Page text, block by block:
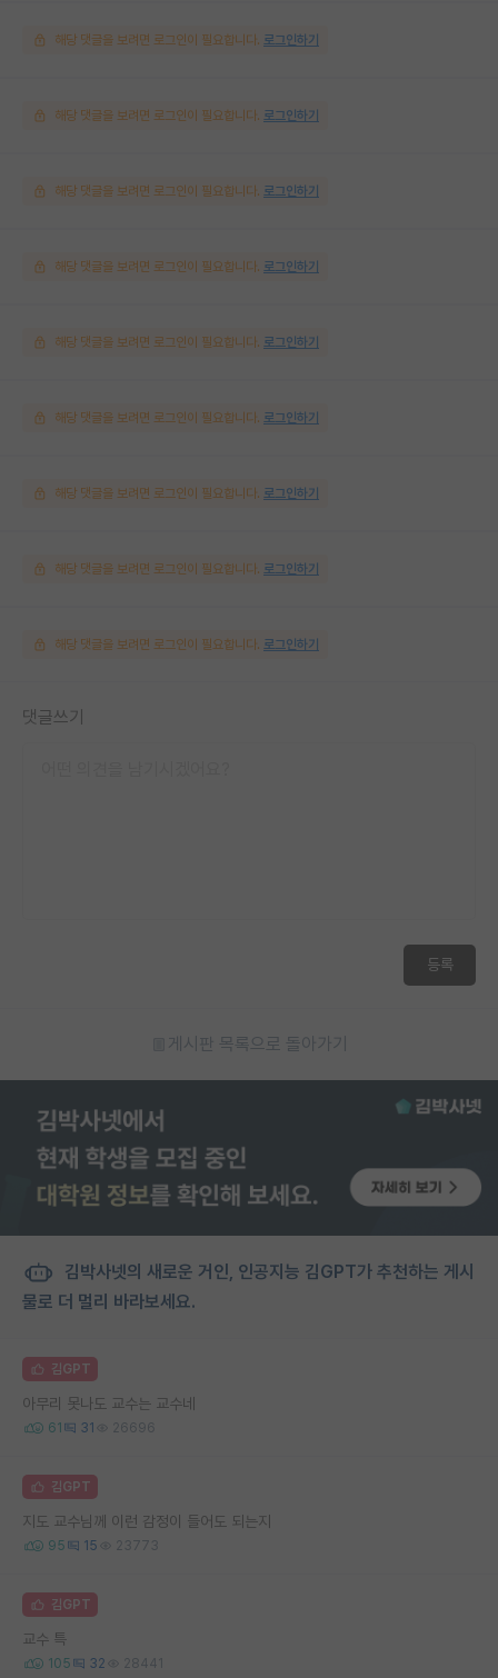
해당 댓글을 보려면 로그인이 필요합니다. 로그인하기
해당 댓글을 보려면 로그인이 필요합니다. 로그인하기
해당 댓글을 보려면 로그인이 필요합니다. 로그인하기
해당 댓글을 보려면 로그인이 필요합니다. 로그인하기
해당 댓글을 보려면 로그인이 필요합니다. 로그인하기
해당 댓글을 보려면 로그인이 필요합니다. 로그인하기
해당 댓글을 보려면 로그인이 필요합니다. 로그인하기
해당 댓글을 보려면 로그인이 필요합니다. 로그인하기
해당 댓글을 보려면 로그인이 필요합니다. 로그인하기
댓글쓰기
등록
게시판 목록으로 돌아가기
김박사넷의 새로운 거인, 인공지능 김GPT가 추천하는 게시
물로 더 멀리 바라보세요.
김GPT
아무리 못나도 교수는 교수네
61 31 26696
김GPT
지도 교수님께 이런 감정이 들어도 되는지
95 15 23773
김GPT
교수 특
105 32 28441